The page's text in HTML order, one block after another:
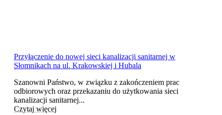
Przyłączenie do nowej sieci kanalizacji sanitarnej w
Słomnikach na ul. Krakowskiej i Hubala
Szanowni Państwo, w związku z zakończeniem prac
odbiorowych oraz przekazaniu do użytkowania sieci
kanalizacji sanitarnej...
Czytaj więcej